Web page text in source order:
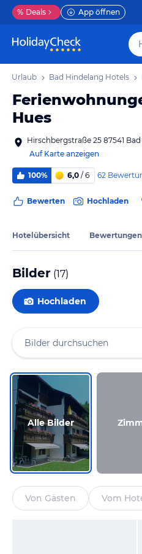
% Deals App öffnen
Urlaub Bad Hindelang Hotels
Hues
Hirschbergstraße 25 87541
Auf Karte anzeigen
100% 6,0 / 6 62
Bewerten Hochladen
Hotelübersicht Bewertungen
Bilder (17)
Hochladen
Alle Bilder
Von Gästen Vom